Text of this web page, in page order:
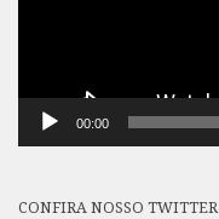
00:00
CONFIRA NOSSO TWITTER